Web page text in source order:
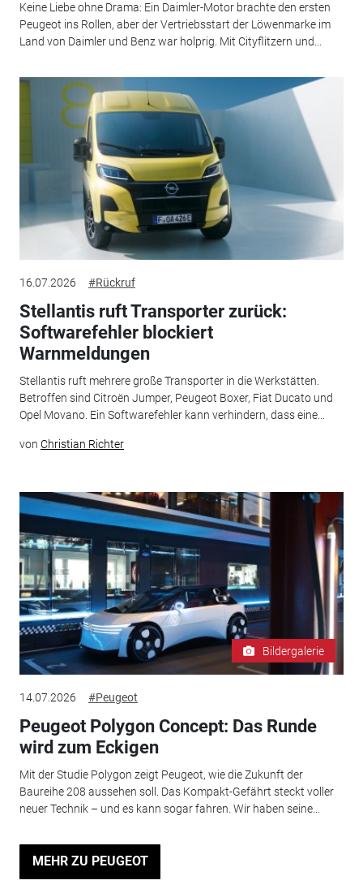
Keine Liebe ohne Drama: Ein Daimler-Motor brachte den ersten
Peugeot ins Rollen, aber der Vertriebsstart der Löwenmarke im
Land von Daimler und Benz war holprig. Mit Cityflitzern und...
16.07.2026 #Rückruf
Stellantis ruft Transporter zurück:
Softwarefehler blockiert
Warnmeldungen
Stellantis ruft mehrere große Transporter in die Werkstätten.
Betroffen sind Citroën Jumper, Peugeot Boxer, Fiat Ducato und
Opel Movano. Ein Softwarefehler kann verhindern, dass eine...
von Christian Richter
Bildergalerie
14.07.2026 #Peugeot
Peugeot Polygon Concept: Das Runde
wird zum Eckigen
Mit der Studie Polygon zeigt Peugeot, wie die Zukunft der
Baureihe 208 aussehen soll. Das Kompakt-Gefährt steckt voller
neuer Technik – und es kann sogar fahren. Wir haben seine...
MEHR ZU PEUGEOT